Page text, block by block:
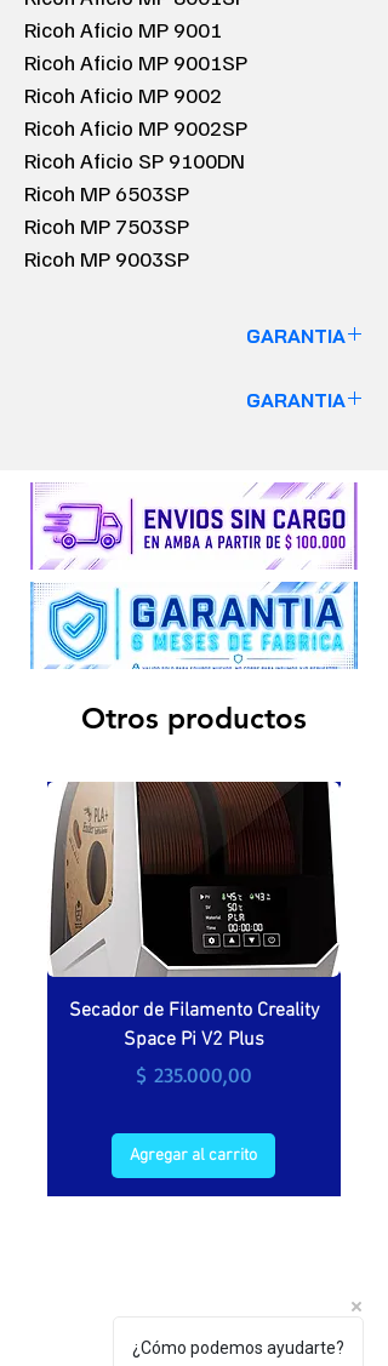
Ricoh Aficio MP 9001
Ricoh Aficio MP 9001SP
Ricoh Aficio MP 9002
Ricoh Aficio MP 9002SP
Ricoh Aficio SP 9100DN
Ricoh MP 6503SP
Ricoh MP 7503SP
Ricoh MP 9003SP
GARANTIA
Insumos y Repuestos no cuentan con
garantía alguna.
GARANTIA
VALIDO SOLO PARA EQUIPOS
Insumos y Repuestos no cuentan con
garantía alguna.
Otros productos
Secador de Filamento Creality
Space Pi V2 Plus
Precio
$ 235.000,00
Agregar al carrito
¿Cómo podemos ayudarte?